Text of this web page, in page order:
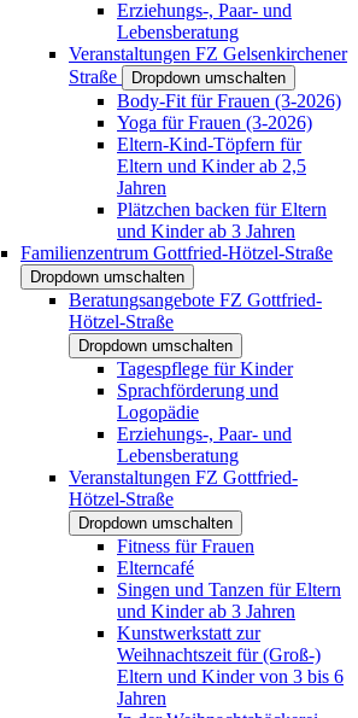
Erziehungs-, Paar- und
Lebensberatung
Veranstaltungen FZ Gelsenkirchener
Straße
Dropdown umschalten
Body-Fit für Frauen (3-2026)
Yoga für Frauen (3-2026)
Eltern-Kind-Töpfern für
Eltern und Kinder ab 2,5
Jahren
Plätzchen backen für Eltern
und Kinder ab 3 Jahren
Familienzentrum Gottfried-Hötzel-Straße
Dropdown umschalten
Beratungsangebote FZ Gottfried-
Hötzel-Straße
Dropdown umschalten
Tagespflege für Kinder
Sprachförderung und
Logopädie
Erziehungs-, Paar- und
Lebensberatung
Veranstaltungen FZ Gottfried-
Hötzel-Straße
Dropdown umschalten
Fitness für Frauen
Elterncafé
Singen und Tanzen für Eltern
und Kinder ab 3 Jahren
Kunstwerkstatt zur
Weihnachtszeit für (Groß-)
Eltern und Kinder von 3 bis 6
Jahren